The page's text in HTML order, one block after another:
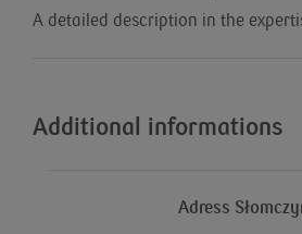
A detailed description in the
Additional informations
Adress